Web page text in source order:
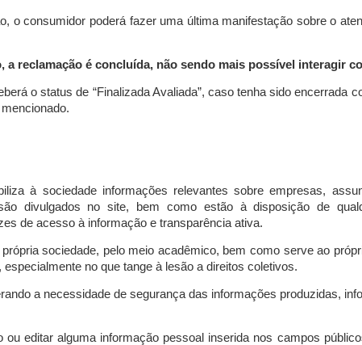
o consumidor poderá fazer uma última manifestação sobre o
reclamação é concluída, não sendo mais possível interagir
o status de “Finalizada Avaliada”, caso tenha sido encerrada
à sociedade informações relevantes sobre empresas,
divulgados no site, bem como estão à disposição de
de acesso à informação e transparência ativa.
sociedade, pelo meio acadêmico, bem como serve ao
no que tange à lesão a direitos coletivos.
a necessidade de segurança das informações produzidas,
editar alguma informação pessoal inserida nos campos